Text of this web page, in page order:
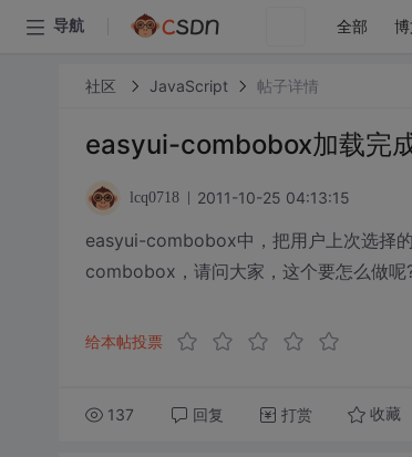
导航 全部
社区 JavaScript 帖子详情
easyui-combobox加载完
lcq0718 2011-10-25 04:13:15
easyui-combobox中，把用户上次选择
combobox，请问大家，这个要怎么做呢
给本帖投票
137 回复 打赏 收藏